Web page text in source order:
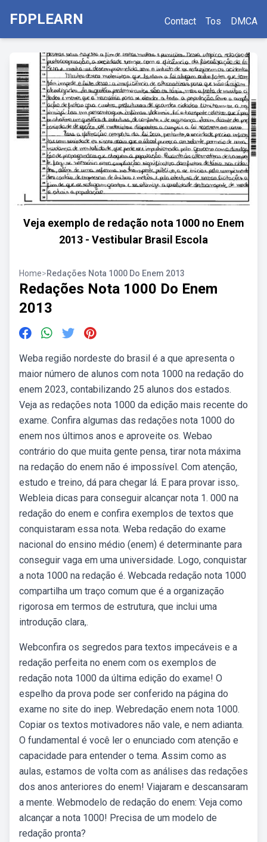
FDPLEARN Contact Tos DMCA
Veja exemplo de redação nota 1000 no Enem
2013 - Vestibular Brasil Escola
Home>Redações Nota 1000 Do Enem 2013
Redações Nota 1000 Do Enem
2013
Weba região nordeste do brasil é a que apresenta o
maior número de alunos com nota 1000 na redação do
enem 2023, contabilizando 25 alunos dos estados.
Veja as redações nota 1000 da edição mais recente do
exame. Confira algumas das redações nota 1000 do
enem nos últimos anos e aproveite os. Webao
contrário do que muita gente pensa, tirar nota máxima
na redação do enem não é impossível. Com atenção,
estudo e treino, dá para chegar lá. E para provar isso,.
Webleia dicas para conseguir alcançar nota 1. 000 na
redação do enem e confira exemplos de textos que
conquistaram essa nota. Weba redação do exame
nacional do ensino médio (enem) é determinante para
conseguir vaga em uma universidade. Logo, conquistar
a nota 1000 na redação é. Webcada redação nota 1000
compartilha um traço comum que é a organização
rigorosa em termos de estrutura, que inclui uma
introdução clara,.
Webconfira os segredos para textos impecáveis e a
redação perfeita no enem com os exemplos de
redação nota 1000 da última edição do exame! O
espelho da prova pode ser conferido na página do
exame no site do inep. Webredação enem nota 1000.
Copiar os textos motivadores não vale, e nem adianta.
O fundamental é você ler o enunciado com atenção e
capacidade para entender o tema. Assim como as
aulas, estamos de volta com as análises das redações
dos anos anteriores do enem! Viajaram e descansaram
a mente. Webmodelo de redação do enem: Veja como
alcançar a nota 1000! Precisa de um modelo de
redação pronta?